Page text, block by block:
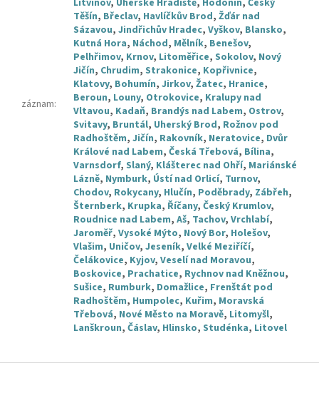
záznam:
Litvínov, Uherské Hradiště, Hodonín, Český
Těšín, Břeclav, Havlíčkův Brod, Žďár nad
Sázavou, Jindřichův Hradec, Vyškov, Blansko,
Kutná Hora, Náchod, Mělník, Benešov,
Pelhřimov, Krnov, Litoměřice, Sokolov, Nový
Jičín, Chrudim, Strakonice, Kopřivnice,
Klatovy, Bohumín, Jirkov, Žatec, Hranice,
Beroun, Louny, Otrokovice, Kralupy nad
Vltavou, Kadaň, Brandýs nad Labem, Ostrov,
Svitavy, Bruntál, Uherský Brod, Rožnov pod
Radhoštěm, Jičín, Rakovník, Neratovice, Dvůr
Králové nad Labem, Česká Třebová, Bílina,
Varnsdorf, Slaný, Klášterec nad Ohří, Mariánské
Lázně, Nymburk, Ústí nad Orlicí, Turnov,
Chodov, Rokycany, Hlučín, Poděbrady, Zábřeh,
Šternberk, Krupka, Říčany, Český Krumlov,
Roudnice nad Labem, Aš, Tachov, Vrchlabí,
Jaroměř, Vysoké Mýto, Nový Bor, Holešov,
Vlašim, Uničov, Jeseník, Velké Meziříčí,
Čelákovice, Kyjov, Veselí nad Moravou,
Boskovice, Prachatice, Rychnov nad Kněžnou,
Sušice, Rumburk, Domažlice, Frenštát pod
Radhoštěm, Humpolec, Kuřim, Moravská
Třebová, Nové Město na Moravě, Litomyšl,
Lanškroun, Čáslav, Hlinsko, Studénka, Litovel